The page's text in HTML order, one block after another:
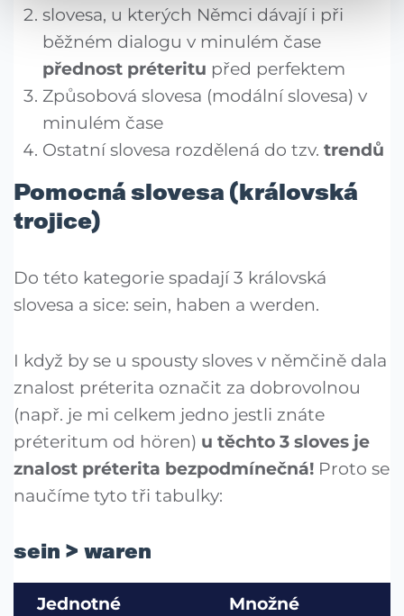
slovesa, u kterých Němci dávají i při
běžném dialogu v minulém čase
přednost préteritu před perfektem
Způsobová slovesa (modální slovesa) v
minulém čase
Ostatní slovesa rozdělená do tzv. trendů
Pomocná slovesa (královská
trojice)
Do této kategorie spadají 3 královská
slovesa a sice: sein, haben a werden.
I když by se u spousty sloves v němčině dala
znalost préterita označit za dobrovolnou
(např. je mi celkem jedno jestli znáte
préteritum od hören) u těchto 3 sloves je
znalost préterita bezpodmínečná! Proto se
naučíme tyto tři tabulky:
sein > waren
Jednotné
Množné